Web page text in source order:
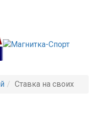
Ставка на своих